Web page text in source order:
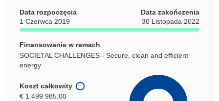
Data rozpoczęcia
1 Czerwca 2019
Data zakończenia
30 Listopada 2022
Finansowanie w ramach
SOCIETAL CHALLENGES - Secure, clean and efficient
energy
Koszt całkowity
€ 1 499 985,00